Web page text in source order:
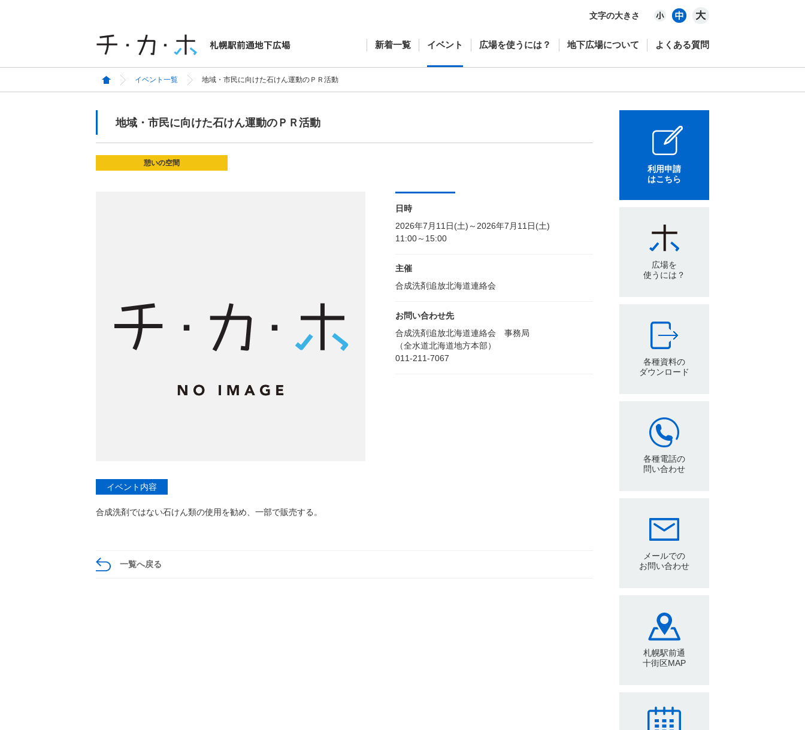
文字の大きさ
新着一覧 イベント 広場を使うには？ 地下広場について よくある質問
イベント一覧 地域・市民に向けた石けん運動のＰＲ活動
地域・市民に向けた石けん運動のＰＲ活動
憩いの空間
日時
2026年7月11日(土)～2026年7月11日(土)
11:00～15:00
主催
合成洗剤追放北海道連絡会
お問い合わせ先
合成洗剤追放北海道連絡会 事務局
（全水道北海道地方本部）
011-211-7067
イベント内容
合成洗剤ではない石けん類の使用を勧め、一部で販売する。
一覧へ戻る
利用申請
はこちら
広場を
使うには？
各種資料の
ダウンロード
各種電話の
問い合わせ
メールでの
お問い合わせ
札幌駅前通
十街区MAP